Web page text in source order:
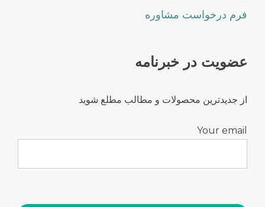
فرم درخواست مشاوره
عضویت در خبرنامه
از جدیدترین محصولات و مطالب مطلع شوید
Your email